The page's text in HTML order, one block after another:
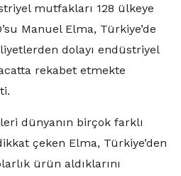
mutfakları 128 ülkeye
Manuel Elma, Türkiye’de
dolayı endüstriyel
rekabet etmekte
dünyanın birçok farklı
çeken Elma, Türkiye’den
ürün aldıklarını